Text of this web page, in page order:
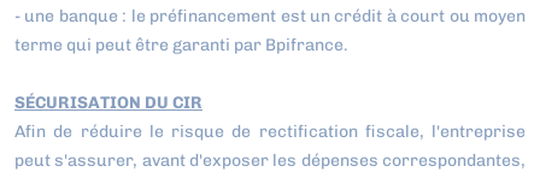
- une banque : le préfinancement est un crédit à court ou moyen
terme qui peut être garanti par Bpifrance.
SÉCURISATION DU CIR
Afin de réduire le risque de rectification fiscale, l'entreprise
peut s'assurer, avant d'exposer les dépenses correspondantes,